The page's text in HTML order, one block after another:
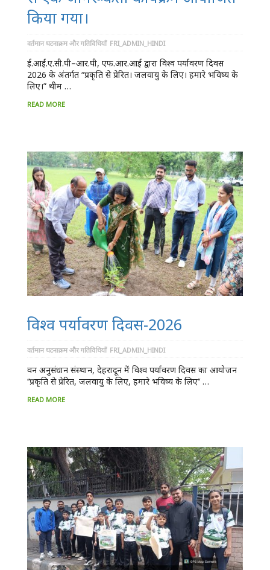
किया गया।
वर्तमान घटनाक्रम और गतिविधियाँ FRI_ADMIN_HINDI
ई.आई.ए.सी.पी–आर.पी, एफ.आर.आई द्वारा विश्व पर्यावरण दिवस
2026 के अंतर्गत “प्रकृति से प्रेरित। जलवायु के लिए। हमारे भविष्य के
लिए।” थीम …
READ MORE
विश्व पर्यावरण दिवस-2026
वर्तमान घटनाक्रम और गतिविधियाँ FRI_ADMIN_HINDI
वन अनुसंधान संस्थान, देहरादून में विश्व पर्यावरण दिवस का आयोजन
‘‘प्रकृति से प्रेरित, जलवायु के लिए, हमारे भविष्य के लिए‘‘ …
READ MORE